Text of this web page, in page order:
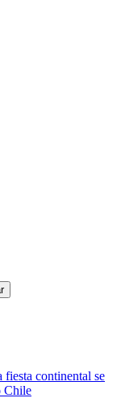
continental se
Chile